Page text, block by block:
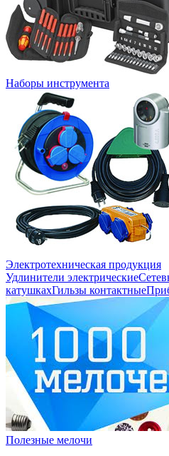
Наборы инструмента
Электротехническая продукция
Удлинители электрические
катушкахГильзы контактные
Полезные мелочи